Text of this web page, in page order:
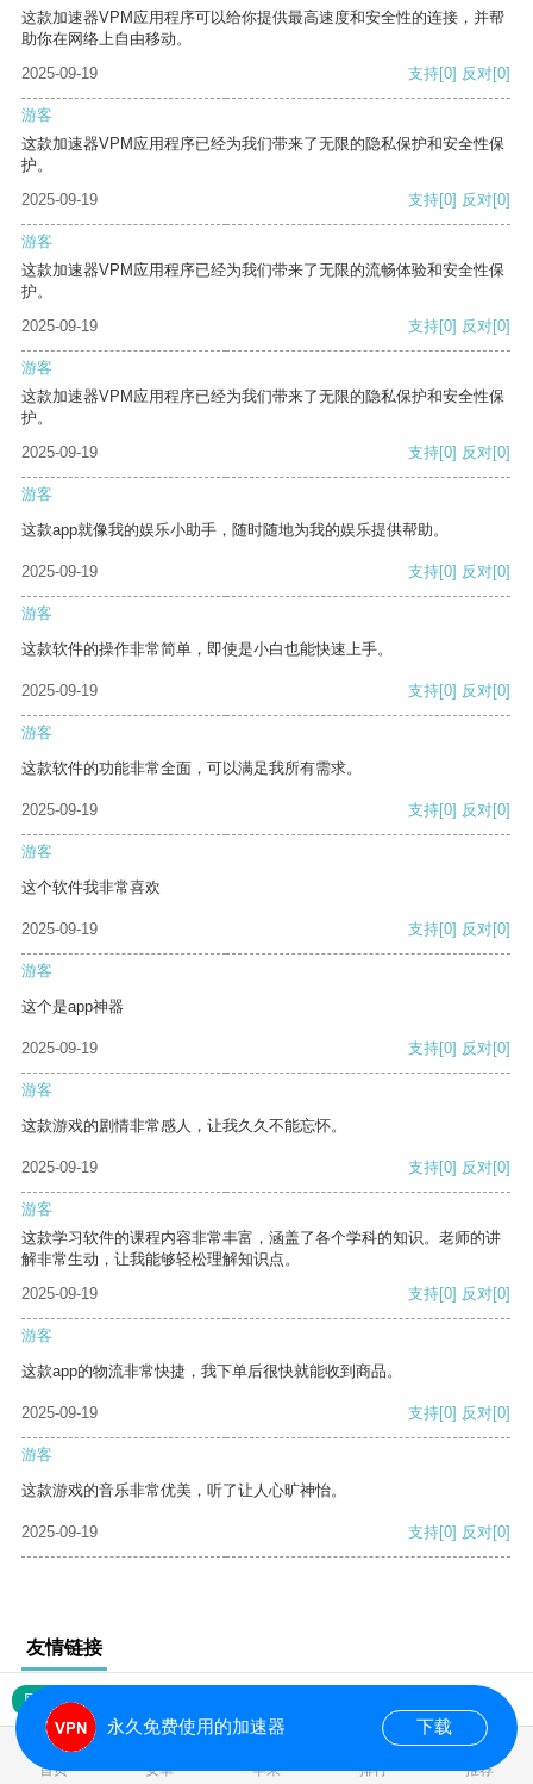
这款加速器VPM应用程序可以给你提供最高速度和安全性的连接，并帮
助你在网络上自由移动。
2025-09-19
支持[0] 反对[0]
游客
这款加速器VPM应用程序已经为我们带来了无限的隐私保护和安全性保
护。
2025-09-19
支持[0] 反对[0]
游客
这款加速器VPM应用程序已经为我们带来了无限的流畅体验和安全性保
护。
2025-09-19
支持[0] 反对[0]
游客
这款加速器VPM应用程序已经为我们带来了无限的隐私保护和安全性保
护。
2025-09-19
支持[0] 反对[0]
游客
这款app就像我的娱乐小助手，随时随地为我的娱乐提供帮助。
2025-09-19 支持[0] 反对[0]
游客
这款软件的操作非常简单，即使是小白也能快速上手。
2025-09-19 支持[0] 反对[0]
游客
这款软件的功能非常全面，可以满足我所有需求。
2025-09-19 支持[0] 反对[0]
游客
这个软件我非常喜欢
2025-09-19 支持[0] 反对[0]
游客
这个是app神器
2025-09-19 支持[0] 反对[0]
游客
这款游戏的剧情非常感人，让我久久不能忘怀。
2025-09-19 支持[0] 反对[0]
游客
这款学习软件的课程内容非常丰富，涵盖了各个学科的知识。老师的讲
解非常生动，让我能够轻松理解知识点。
2025-09-19
支持[0] 反对[0]
游客
这款app的物流非常快捷，我下单后很快就能收到商品。
2025-09-19 支持[0] 反对[0]
游客
这款游戏的音乐非常优美，听了让人心旷神怡。
2025-09-19 支持[0] 反对[0]
友情链接
网站地图
首页 安卓 苹果 排行 推荐
永久免费使用的加速器 下载
0.022380s